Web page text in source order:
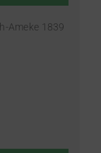
Ameke 1839